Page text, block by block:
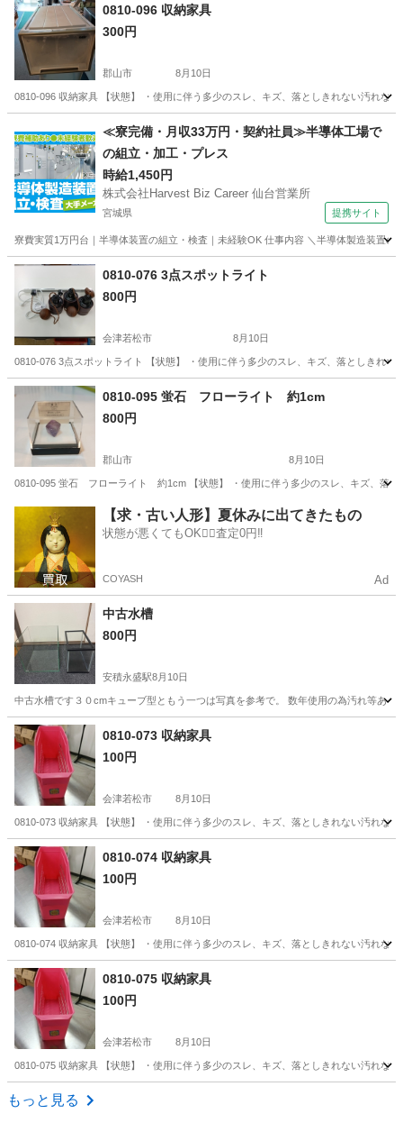
0810-096 収納家具
300円
郡山市 8月10日
0810-096 収納家具 【状態】 ・使用に伴う多少のスレ、キズ、落としきれない汚れ
収納家具 現地
≪寮完備・月収33万円・契約社員≫半導体工場で
の組立・加工・プレス
時給1,450円
株式会社Harvest Biz Career 仙台営業所
宮城県 提携サイト
寮費実質1万円台｜半導体装置の組立・検査｜未経験OK 仕事内容 ＼半導体製造装置
宮城 その他
0810-076 3点スポットライト
800円
会津若松市 8月10日
0810-076 3点スポットライト 【状態】 ・使用に伴う多少のスレ、キズ、落としきれ
福島 会津若松市 照明器具 スポットライト
0810-095 蛍石 フローライト 約1cm
800円
郡山市 8月10日
0810-095 蛍石 フローライト 約1cm 【状態】 ・使用に伴う多少のスレ、キズ、落
インテリア雑貨/小物 蛍石
【求・古い人形】夏休みに出てきたもの
状態が悪くてもOK🙆‍♀️査定0円‼️
COYASH Ad
中古水槽
800円
安積永盛駅8月10日
中古水槽です３０cmキューブ型ともう一つは写真を参考で。 数年使用の為汚れ等あ
福島 郡山市 安積永盛駅 その他
0810-073 収納家具
100円
会津若松市 8月10日
0810-073 収納家具 【状態】 ・使用に伴う多少のスレ、キズ、落としきれない汚れ
福島 会津若松市 収納家具 現地
0810-074 収納家具
100円
会津若松市 8月10日
0810-074 収納家具 【状態】 ・使用に伴う多少のスレ、キズ、落としきれない汚れ
福島 会津若松市 収納家具 現地
0810-075 収納家具
100円
会津若松市 8月10日
0810-075 収納家具 【状態】 ・使用に伴う多少のスレ、キズ、落としきれない汚れ
福島 会津若松市
もっと見る